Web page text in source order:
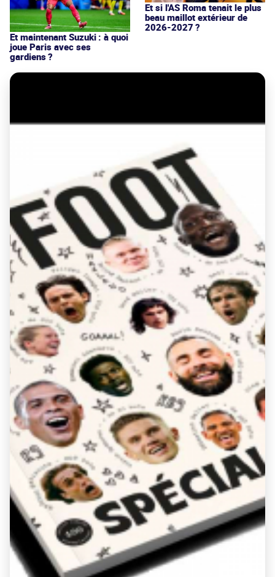
Et maintenant Suzuki : à quoi
joue Paris avec ses
gardiens ?
Et si l'AS Roma tenait le plus
beau maillot extérieur de
2026-2027 ?